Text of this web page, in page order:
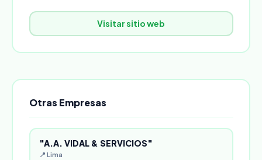
Visitar sitio web
Otras Empresas
"A.A. VIDAL & SERVICIOS"
📍 Lima